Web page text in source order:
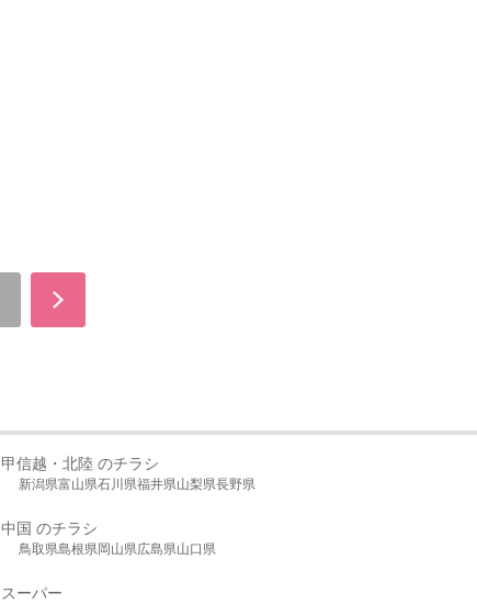
甲信越・北陸 のチラシ
新潟県富山県石川県福井県山梨県長野県
中国 のチラシ
鳥取県島根県岡山県広島県山口県
スーパー